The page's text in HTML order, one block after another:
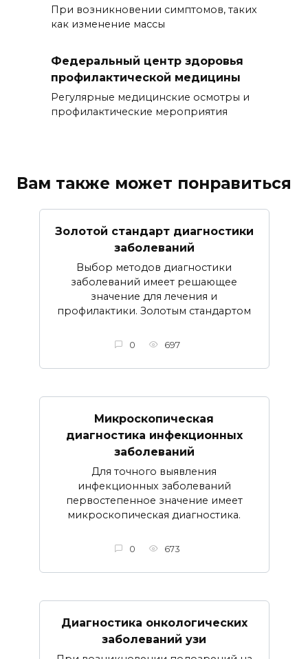
При возникновении симптомов, таких
как изменение массы
Федеральный центр здоровья
профилактической медицины
Регулярные медицинские осмотры и
профилактические мероприятия
Вам также может понравиться
Золотой стандарт диагностики
заболеваний
Выбор методов диагностики
заболеваний имеет решающее
значение для лечения и
профилактики. Золотым стандартом
0 697
Микроскопическая
диагностика инфекционных
заболеваний
Для точного выявления
инфекционных заболеваний
первостепенное значение имеет
микроскопическая диагностика.
0 673
Диагностика онкологических
заболеваний узи